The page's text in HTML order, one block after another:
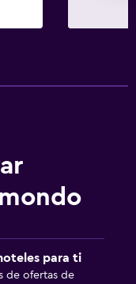
para ti
de ofertas de